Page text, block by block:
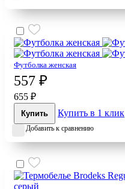
Футболка женская
557 ₽
655 ₽
Купить Купить в 1 клик
Добавить к сравнению